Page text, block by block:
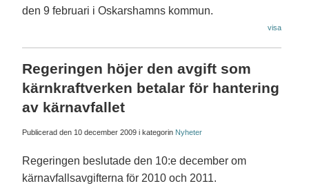
den 9 februari i Oskarshamns kommun.
visa
Regeringen höjer den avgift som
kärnkraftverken betalar för hantering
av kärnavfallet
Publicerad den 10 december 2009 i kategorin Nyheter
Regeringen beslutade den 10:e december om
kärnavfallsavgifterna för 2010 och 2011.